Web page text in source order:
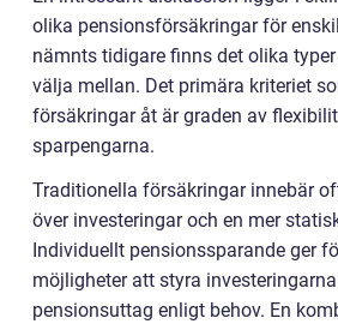
olika pensionsförsäkringar för
nämnts tidigare finns det olika
välja mellan. Det primära kriteriet
försäkringar åt är graden av
sparpengarna.
Traditionella försäkringar innebär
över investeringar och en mer
Individuellt pensionssparande ger
möjligheter att styra
pensionsuttag enligt behov. En